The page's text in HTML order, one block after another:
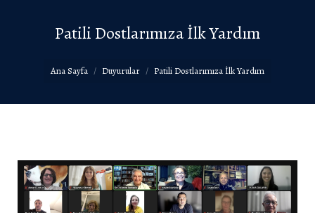
Patili Dostlarımıza İlk Yardım
Ana Sayfa Duyurular Patili Dostlarımıza İlk Yardım